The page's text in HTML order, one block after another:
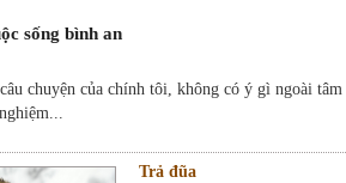
sống bình an
chuyện của chính tôi, không có ý gì ngoài tâm
Trả đũa